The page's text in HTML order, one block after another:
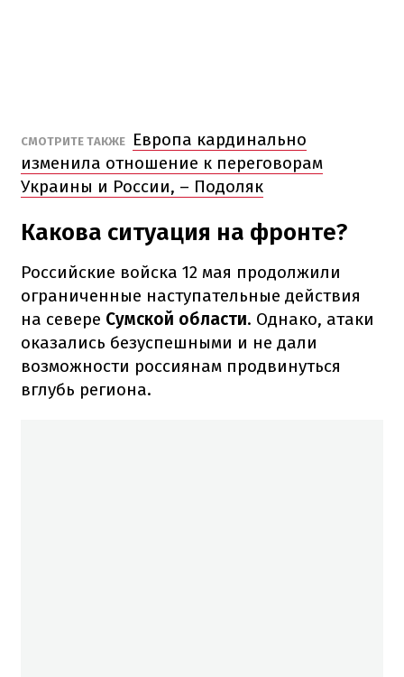
СМОТРИТЕ ТАКЖЕ
Европа кардинально
изменила отношение к переговорам
Украины и России, – Подоляк
Какова ситуация на фронте?
Российские войска 12 мая продолжили
ограниченные наступательные действия
на севере Сумской области. Однако, атаки
оказались безуспешными и не дали
возможности россиянам продвинуться
вглубь региона.